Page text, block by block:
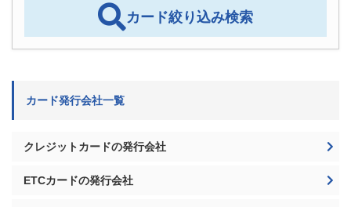
カード絞り込み検索
カード発行会社一覧
クレジットカードの発行会社
ETCカードの発行会社